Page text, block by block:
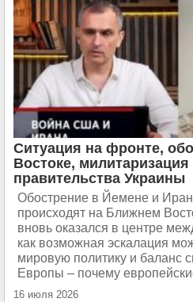
Ситуация на фронте,
Востоке, милитаризация
правительства Украины
Обострение в Йемене и
происходят на Ближнем
вновь оказался в центре
как возможная эскалация
мировую политику и баланс
Европы – почему
16 июля 2026